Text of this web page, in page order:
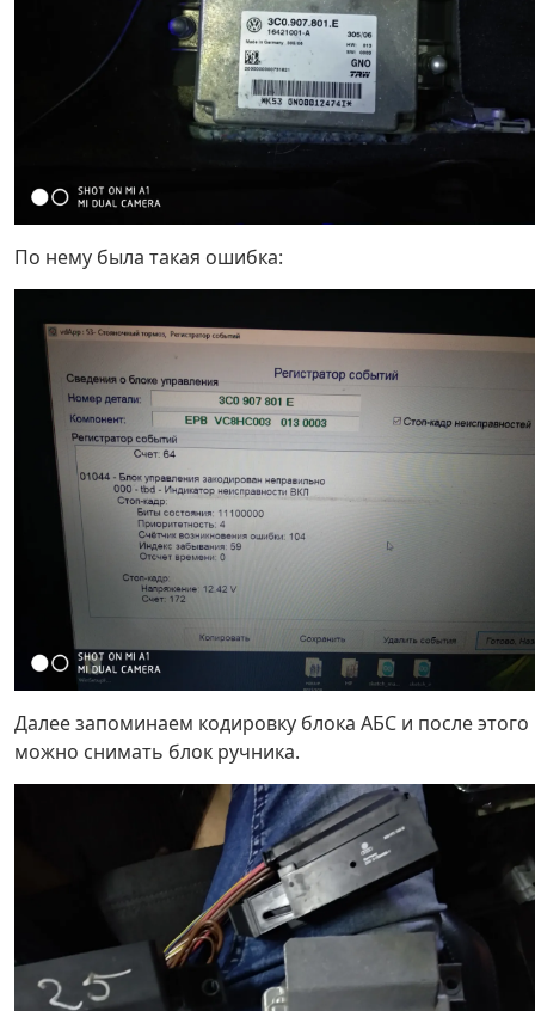
По нему была такая ошибка:
Далее запоминаем кодировку блока АБС и после этого
можно снимать блок ручника.